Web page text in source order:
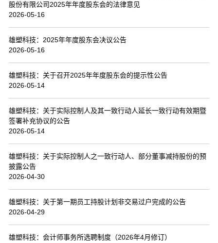
经典案例
联系我们
股份有限公司2025年年度股东会的法律意见
2026-05-16
雄塑科技：2025年年度股东会决议公告
2026-05-16
雄塑科技：关于召开2025年年度股东会的提示性公告
2026-05-14
雄塑科技：关于实际控制人及其一致行动人延长一致行动有效期暨
签署补充协议的公告
2026-05-14
雄塑科技：关于实际控制人之一致行动人、部分董事减持股份的预
披露公告
2026-04-30
雄塑科技：关于第一期员工持股计划非交易过户完成的公告
2026-04-29
雄塑科技：会计师事务所选聘制度（2026年4月修订）